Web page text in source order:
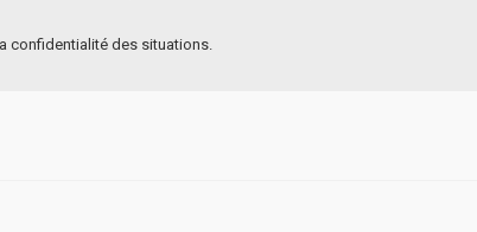
confidentialité des situations.